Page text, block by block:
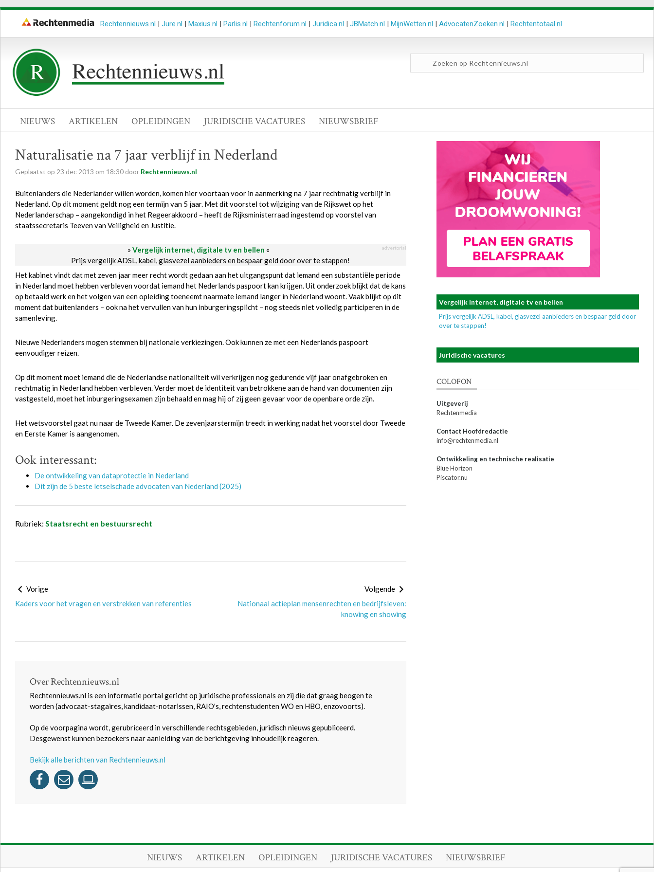
Rechtennieuws.nl | Jure.nl | Maxius.nl | Parlis.nl | Rechtenforum.nl | Juridica.nl | JBMatch.nl | MijnWetten.nl | AdvocatenZoeken.nl | Rechtentotaal.nl
NIEUWS ARTIKELEN OPLEIDINGEN JURIDISCHE VACATURES NIEUWSBRIEF
Naturalisatie na 7 jaar verblijf in Nederland
Geplaatst op 23 dec 2013 om 18:30 door Rechtennieuws.nl
Buitenlanders die Nederlander willen worden, komen hier voortaan voor in aanmerking na 7 jaar rechtmatig verblijf in
Nederland. Op dit moment geldt nog een termijn van 5 jaar. Met dit voorstel tot wijziging van de Rijkswet op het
Nederlanderschap – aangekondigd in het Regeerakkoord – heeft de Rijksministerraad ingestemd op voorstel van
staatssecretaris Teeven van Veiligheid en Justitie.
» Vergelijk internet, digitale tv en bellen « advertorial
Prijs vergelijk ADSL, kabel, glasvezel aanbieders en bespaar geld door over te stappen!
Het kabinet vindt dat met zeven jaar meer recht wordt gedaan aan het uitgangspunt dat iemand een substantiële periode
in Nederland moet hebben verbleven voordat iemand het Nederlands paspoort kan krijgen. Uit onderzoek blijkt dat de kans
op betaald werk en het volgen van een opleiding toeneemt naarmate iemand langer in Nederland woont. Vaak blijkt op dit
moment dat buitenlanders – ook na het vervullen van hun inburgeringsplicht – nog steeds niet volledig participeren in de
samenleving.
Nieuwe Nederlanders mogen stemmen bij nationale verkiezingen. Ook kunnen ze met een Nederlands paspoort
eenvoudiger reizen.
Op dit moment moet iemand die de Nederlandse nationaliteit wil verkrijgen nog gedurende vijf jaar onafgebroken en
rechtmatig in Nederland hebben verbleven. Verder moet de identiteit van betrokkene aan de hand van documenten zijn
vastgesteld, moet het inburgeringsexamen zijn behaald en mag hij of zij geen gevaar voor de openbare orde zijn.
Het wetsvoorstel gaat nu naar de Tweede Kamer. De zevenjaarstermijn treedt in werking nadat het voorstel door Tweede
en Eerste Kamer is aangenomen.
Ook interessant:
De ontwikkeling van dataprotectie in Nederland
Dit zijn de 5 beste letselschade advocaten van Nederland (2025)
Rubriek: Staatsrecht en bestuursrecht
Vorige
Kaders voor het vragen en verstrekken van referenties
Volgende
Nationaal actieplan mensenrechten en bedrijfsleven:
knowing en showing
Over Rechtennieuws.nl
Rechtennieuws.nl is een informatie portal gericht op juridische professionals en zij die dat graag beogen te
worden (advocaat-stagaires, kandidaat-notarissen, RAIO's, rechtenstudenten WO en HBO, enzovoorts).
Op de voorpagina wordt, gerubriceerd in verschillende rechtsgebieden, juridisch nieuws gepubliceerd.
Desgewenst kunnen bezoekers naar aanleiding van de berichtgeving inhoudelijk reageren.
Bekijk alle berichten van Rechtennieuws.nl
Vergelijk internet, digitale tv en bellen
Prijs vergelijk ADSL, kabel, glasvezel aanbieders en bespaar geld door
over te stappen!
Juridische vacatures
COLOFON
Uitgeverij
Rechtenmedia
Contact Hoofdredactie
info@rechtenmedia.nl
Ontwikkeling en technische realisatie
Blue Horizon
Piscator.nu
NIEUWS ARTIKELEN OPLEIDINGEN JURIDISCHE VACATURES NIEUWSBRIEF